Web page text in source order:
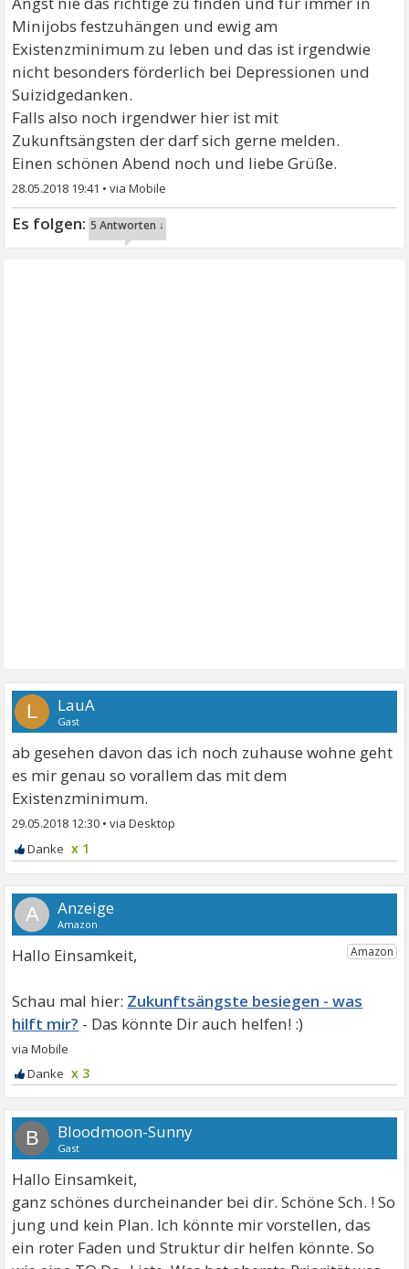
Minijobs festzuhängen und ewig am
Existenzminimum zu leben und das ist irgendwie
nicht besonders förderlich bei Depressionen und
Suizidgedanken.
Falls also noch irgendwer hier ist mit
Zukunftsängsten der darf sich gerne melden.
Einen schönen Abend noch und liebe Grüße.
28.05.2018 19:41 •
5 Antworten ↓
L LauA
Gast
ab gesehen davon das ich noch zuhause wohne geht
es mir genau so vorallem das mit dem
Existenzminimum.
29.05.2018 12:30 •
x 1
A
Hallo Einsamkeit,
Zukunftsängste besiegen - was
hilft mir?
x 3
B Bloodmoon-Sunny
Gast
Hallo Einsamkeit,
ganz schönes durcheinander bei dir. Schöne Sch. ! So
jung und kein Plan. Ich könnte mir vorstellen, das
ein roter Faden und Struktur dir helfen könnte. So